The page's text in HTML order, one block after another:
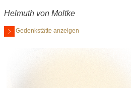
Helmuth von Moltke
Gedenkstätte anzeigen